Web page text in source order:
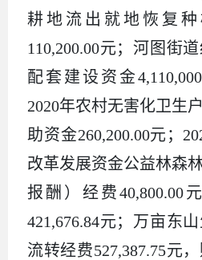
耕地流出就地恢复
110,200.00元；河图街
配套建设资金
2020年农村无害化卫生
助资金260,200.00元；
改革发展资金公益林森
报酬）经费40,800.00
421,676.84元；万亩东
流转经费527,387.75元